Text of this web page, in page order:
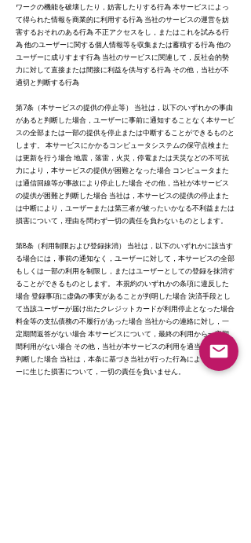
ワークの機能を破壊したり，妨害したりする行為 本サービスによっ
て得られた情報を商業的に利用する行為 当社のサービスの運営を妨
害するおそれのある行為 不正アクセスをし，またはこれを試みる行
為 他のユーザーに関する個人情報等を収集または蓄積する行為 他の
ユーザーに成りすます行為 当社のサービスに関連して，反社会的勢
力に対して直接または間接に利益を供与する行為 その他，当社が不
適切と判断する行為
第7条（本サービスの提供の停止等） 当社は，以下のいずれかの事由
があると判断した場合，ユーザーに事前に通知することなく本サービ
スの全部または一部の提供を停止または中断することができるものと
します。 本サービスにかかるコンピュータシステムの保守点検また
は更新を行う場合 地震，落雷，火災，停電または天災などの不可抗
力により，本サービスの提供が困難となった場合 コンピュータまた
は通信回線等が事故により停止した場合 その他，当社が本サービス
の提供が困難と判断した場合 当社は，本サービスの提供の停止また
は中断により，ユーザーまたは第三者が被ったいかなる不利益または
損害について，理由を問わず一切の責任を負わないものとします。
第8条（利用制限および登録抹消） 当社は，以下のいずれかに該当す
る場合には，事前の通知なく，ユーザーに対して，本サービスの全部
もしくは一部の利用を制限し，またはユーザーとしての登録を抹消す
ることができるものとします。 本規約のいずれかの条項に違反した
場合 登録事項に虚偽の事実があることが判明した場合 決済手段とし
て当該ユーザーが届け出たクレジットカードが利用停止となった場合
料金等の支払債務の不履行があった場合 当社からの連絡に対し，一
定期間返答がない場合 本サービスについて，最終の利用から一定期
間利用がない場合 その他，当社が本サービスの利用を適当でないと
判断した場合 当社は，本条に基づき当社が行った行為によりユーザ
ーに生じた損害について，一切の責任を負いません。